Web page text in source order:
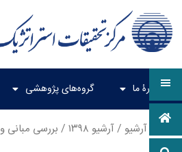
دربارۀ ما گروه‌های پژوهشی
آرشیو /آرشیو ۱۳۹۸ / بررسی